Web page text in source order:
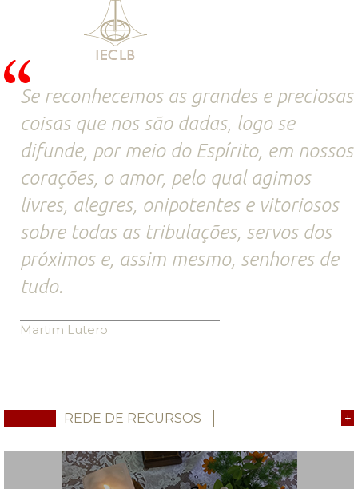
Se reconhecemos as grandes e preciosas
coisas que nos são dadas, logo se
difunde, por meio do Espírito, em nossos
corações, o amor, pelo qual agimos
livres, alegres, onipotentes e vitoriosos
sobre todas as tribulações, servos dos
próximos e, assim mesmo, senhores de
tudo.
Martim Lutero
REDE DE RECURSOS +